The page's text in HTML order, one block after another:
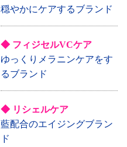
穏やかにケアするブランド
◆ フィジセルVCケア
ゆっくりメラニンケアをす
るブランド
◆ リシェルケア
藍配合のエイジングブラン
ド